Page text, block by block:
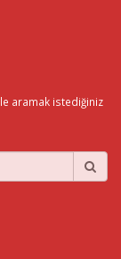
aramak istediğiniz